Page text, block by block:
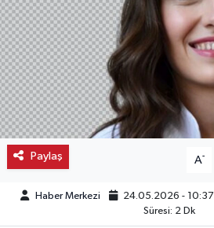
Paylaş A-
Haber Merkezi 24.05.2026 - 10:37
Süresi: 2 Dk
Oğuzlar
Ortaköy
Osmancık
Sungurlu
Uğurludağ